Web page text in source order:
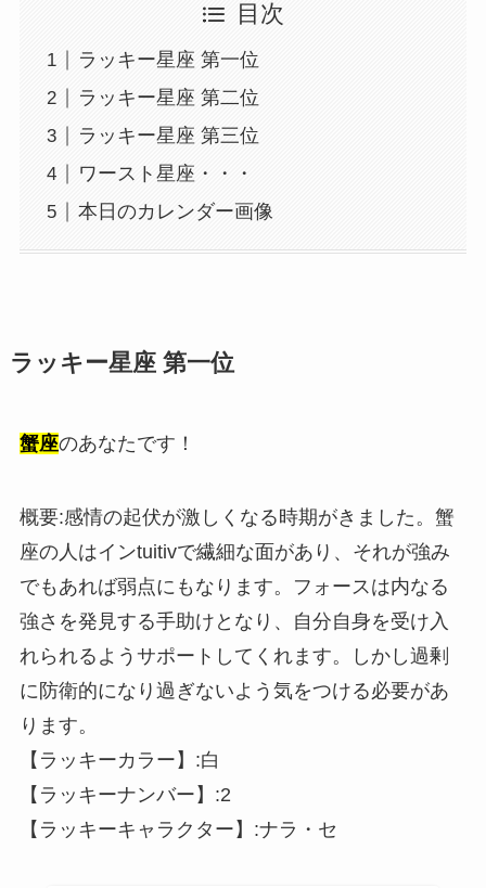
目次
ラッキー星座 第一位
ラッキー星座 第二位
ラッキー星座 第三位
ワースト星座・・・
本日のカレンダー画像
ラッキー星座 第一位
蟹座のあなたです！
概要:感情の起伏が激しくなる時期がきました。蟹
座の人はインtuitivで繊細な面があり、それが強み
でもあれば弱点にもなります。フォースは内なる
強さを発見する手助けとなり、自分自身を受け入
れられるようサポートしてくれます。しかし過剰
に防衛的になり過ぎないよう気をつける必要があ
ります。
【ラッキーカラー】:白
【ラッキーナンバー】:2
【ラッキーキャラクター】:ナラ・セ